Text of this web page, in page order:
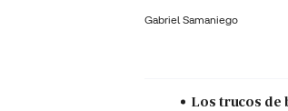
Gabriel Samaniego
Los trucos de